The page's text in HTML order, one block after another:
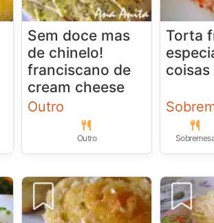
Sem doce mas
de chinelo!
franciscano de
cream cheese
Outro
Outro
Torta
coisas